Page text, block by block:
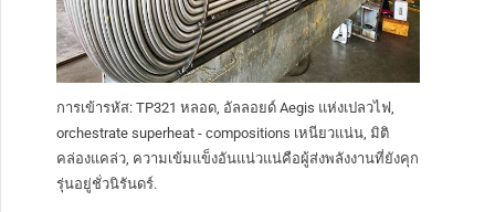
การเข้ารหัส: TP321 หลอด, อัลลอยด์ Aegis แห่งเปลวไฟ,
orchestrate superheat - compositions เหนียวแน่น, มิติ
คล่องแคล่ว, ความเข้มแข็งอันแน่วแน่คือผู้ส่งพลังงานที่ยังคุก
รุ่นอยู่ชั่วนิรันดร์.